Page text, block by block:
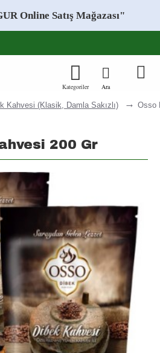
Online Satış Mağazası"
Kahvesi (Klasik, Damla Sakızlı) Osso
200 Gr